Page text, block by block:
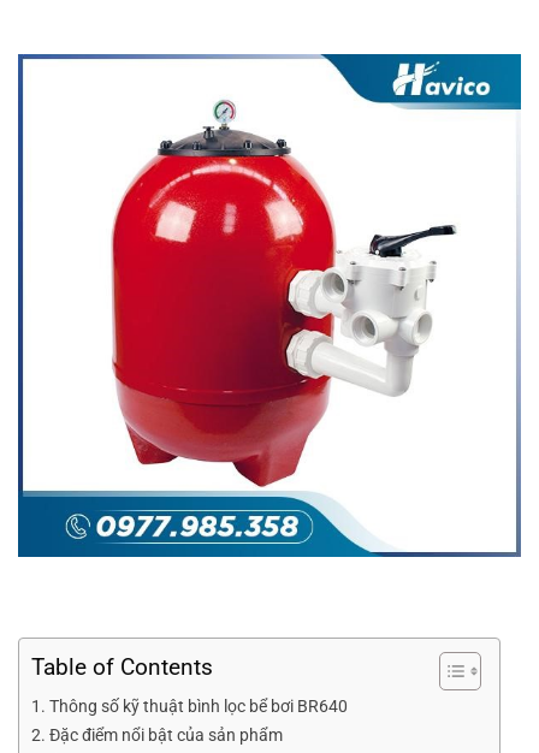
Table of Contents
Thông số kỹ thuật bình lọc bể bơi BR640
Đặc điểm nổi bật của sản phẩm